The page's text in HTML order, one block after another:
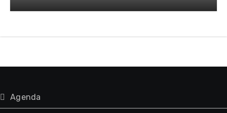
Agenda